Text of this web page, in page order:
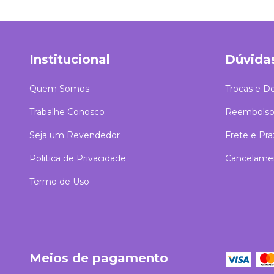
Institucional
Quem Somos
Trabalhe Conosco
Seja um Revendedor
Politica de Privacidade
Termo de Uso
Trocas e
Frete e
Meios de pagamento